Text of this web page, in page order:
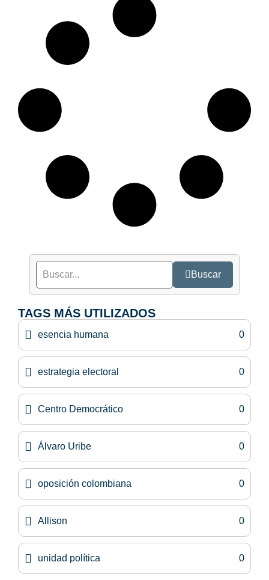
Buscar
TAGS MÁS UTILIZADOS
esencia humana 0
estrategia electoral 0
Centro Democrático 0
Álvaro Uribe 0
oposición colombiana 0
Allison 0
unidad política 0